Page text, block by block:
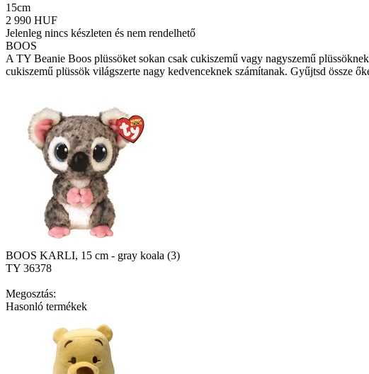
15cm
2 990 HUF
Jelenleg nincs készleten és nem rendelhető
BOOS
A TY Beanie Boos plüssöket sokan csak cukiszemű vagy nagyszemű
cukiszemű plüssök világszerte nagy kedvenceknek számítanak. Gyűjtsd össze
BOOS KARLI, 15 cm - gray koala (3)
TY 36378
Megosztás:
Hasonló termékek